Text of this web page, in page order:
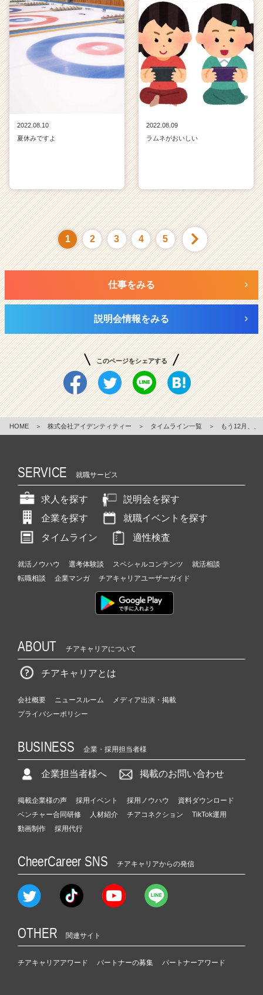
2022.08.10
夏休みですよ
2022.08.09
ラムネがおいしい
1 2 3 4 5
仕事をみる
説明会情報をみる
このページをシェアする
HOME ＞ 株式会社アイデンティティー ＞ タイムライン一覧 ＞ もう12月、、
SERVICE 就職サービス
求人を探す
説明会を探す
企業を探す
就職イベントを探す
タイムライン
適性検査
就活ノウハウ 選考体験談 スペシャルコンテンツ
就活相談
転職相談
企業マンガ チアキャリアユーザーガイド
ABOUT チアキャリアについて
チアキャリアとは
会社概要 ニュースルーム
メディア出演・掲載
プライバシーポリシー
BUSINESS 企業・採用担当者様
企業担当者様へ 掲載のお問い合わせ
掲載企業様の声 採用イベント 採用ノウハウ
資料ダウンロード
ベンチャー合同研修
人材紹介 チアコネクション
TikTok運用
動画制作
採用代行
CheerCareer SNS チアキャリアからの発信
OTHER 関連サイト
チアキャリアアワード パートナーの募集 パートナーアワード